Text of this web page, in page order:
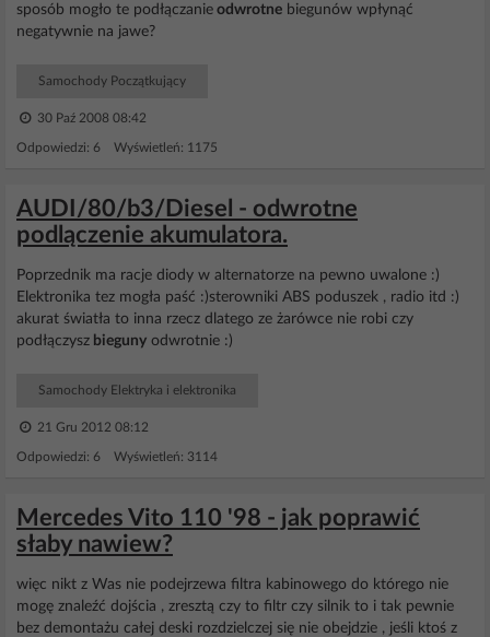
sposób mogło te podłączanie odwrotne biegunów wpłynąć
negatywnie na jawe?
Samochody Początkujący
30 Paź 2008 08:42
Odpowiedzi: 6 Wyświetleń: 1175
AUDI/80/b3/Diesel - odwrotne
podlączenie akumulatora.
Poprzednik ma racje diody w alternatorze na pewno uwalone :)
Elektronika tez mogła paść :)sterowniki ABS poduszek , radio itd :)
akurat światła to inna rzecz dlatego ze żarówce nie robi czy
podłączysz bieguny odwrotnie :)
Samochody Elektryka i elektronika
21 Gru 2012 08:12
Odpowiedzi: 6 Wyświetleń: 3114
Mercedes Vito 110 '98 - jak poprawić
słaby nawiew?
więc nikt z Was nie podejrzewa filtra kabinowego do którego nie
mogę znaleźć dojścia , zresztą czy to filtr czy silnik to i tak pewnie
bez demontażu całej deski rozdzielczej się nie obejdzie , jeśli ktoś z